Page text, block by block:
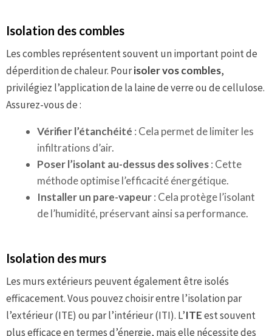
Isolation des combles
Les combles représentent souvent un important point de
déperdition de chaleur. Pourisoler vos combles,
privilégiez l’application de la laine de verre ou de cellulose.
Assurez-vous de :
Vérifier l’étanchéité : Cela permet de limiter les
infiltrations d’air.
Poser l’isolant au-dessus des solives: Cette
méthode optimise l’efficacité énergétique.
Installer un pare-vapeur: Cela protège l’isolant
de l’humidité, préservant ainsi sa performance.
Isolation des murs
Les murs extérieurs peuvent également être isolés
efficacement. Vous pouvez choisir entre l’isolation par
l’extérieur (ITE) ou par l’intérieur (ITI). L’ITEest souvent
plus efficace en termes d’énergie, mais elle nécessite des